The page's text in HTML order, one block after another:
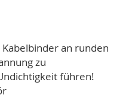
an runden
zu
führen!